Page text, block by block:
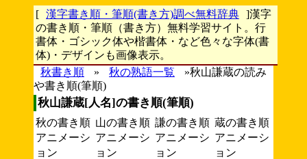
[ 漢字書き順・筆順(書き方)調べ無料辞典 ]漢字
の書き順・筆順（書き方）無料学習サイト。行
書体・ゴシック体や楷書体・など色々な字体(書
体)・デザインも画像表示。
秋書き順
» 秋の熟語一覧
»秋山謙蔵の読み
や書き順(筆順)
秋山謙蔵[人名]の書き順(筆順)
秋の書き順
アニメーシ
ョン
山の書き順
アニメーシ
ョン
謙の書き順
アニメーシ
ョン
蔵の書き順
アニメーシ
ョン